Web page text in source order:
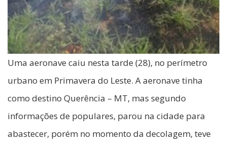
Uma aeronave caiu nesta tarde (28), no perímetro
urbano em Primavera do Leste. A aeronave tinha
como destino Querência – MT, mas segundo
informações de populares, parou na cidade para
abastecer, porém no momento da decolagem, teve